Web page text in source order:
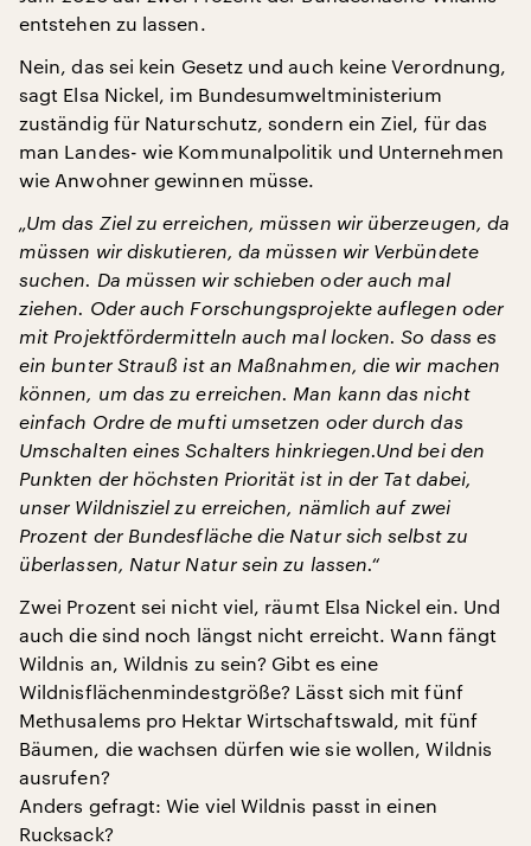
entstehen zu lassen.
Nein, das sei kein Gesetz und auch keine Verordnung,
sagt Elsa Nickel, im Bundesumweltministerium
zuständig für Naturschutz, sondern ein Ziel, für das
man Landes- wie Kommunalpolitik und Unternehmen
wie Anwohner gewinnen müsse.
„Um das Ziel zu erreichen, müssen wir überzeugen, da
müssen wir diskutieren, da müssen wir Verbündete
suchen. Da müssen wir schieben oder auch mal
ziehen. Oder auch Forschungsprojekte auflegen oder
mit Projektfördermitteln auch mal locken. So dass es
ein bunter Strauß ist an Maßnahmen, die wir machen
können, um das zu erreichen. Man kann das nicht
einfach Ordre de mufti umsetzen oder durch das
Umschalten eines Schalters hinkriegen.Und bei den
Punkten der höchsten Priorität ist in der Tat dabei,
unser Wildnisziel zu erreichen, nämlich auf zwei
Prozent der Bundesfläche die Natur sich selbst zu
überlassen, Natur Natur sein zu lassen.“
Zwei Prozent sei nicht viel, räumt Elsa Nickel ein. Und
auch die sind noch längst nicht erreicht. Wann fängt
Wildnis an, Wildnis zu sein? Gibt es eine
Wildnisflächenmindestgröße? Lässt sich mit fünf
Methusalems pro Hektar Wirtschaftswald, mit fünf
Bäumen, die wachsen dürfen wie sie wollen, Wildnis
ausrufen?
Anders gefragt: Wie viel Wildnis passt in einen
Rucksack?